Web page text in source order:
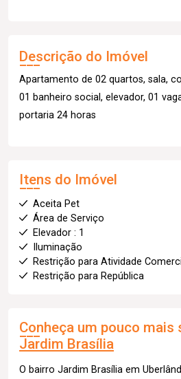
Descrição do Imóvel
Apartamento de 02 quartos, sala,
01 banheiro social, elevador, 01
portaria 24 horas
Itens do Imóvel
Aceita Pet
Área de Serviço
Elevador : 1
Iluminação
Restrição para Atividade
Restrição para República
Conheça um pouco mais
Jardim Brasília
O bairro Jardim Brasília em